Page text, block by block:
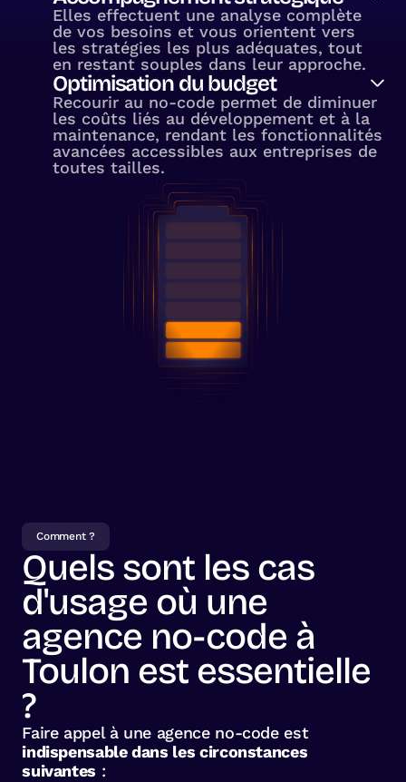
Elles effectuent une analyse complète
de vos besoins et vous orientent vers
les stratégies les plus adéquates, tout
en restant souples dans leur approche.
Optimisation du budget
Recourir au no-code permet de diminuer
les coûts liés au développement et à la
maintenance, rendant les fonctionnalités
avancées accessibles aux entreprises de
toutes tailles.
Comment ?
Quels sont les cas
d'usage où une
agence no-code à
Toulon est essentielle
?
Faire appel à une agence no-code est
indispensable dans les circonstances
suivantes :